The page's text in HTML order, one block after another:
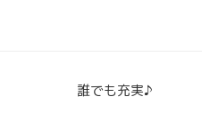
誰でも充実♪